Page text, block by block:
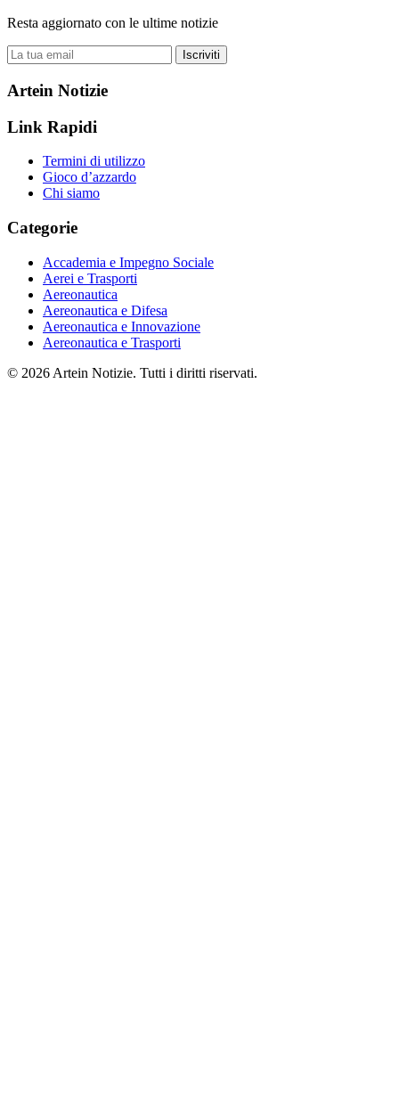
Resta aggiornato con le ultime notizie
Iscriviti
Artein Notizie
Link Rapidi
Termini di utilizzo
Gioco d’azzardo
Chi siamo
Categorie
Accademia e Impegno Sociale
Aerei e Trasporti
Aereonautica
Aereonautica e Difesa
Aereonautica e Innovazione
Aereonautica e Trasporti
© 2026 Artein Notizie. Tutti i diritti riservati.